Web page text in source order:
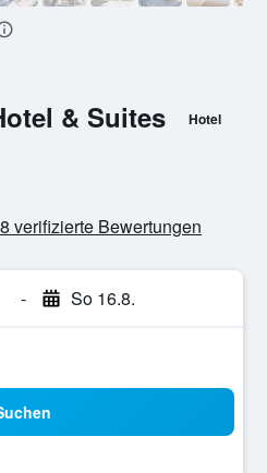
& Suites Hotel
verifizierte Bewertungen
- So 16.8.